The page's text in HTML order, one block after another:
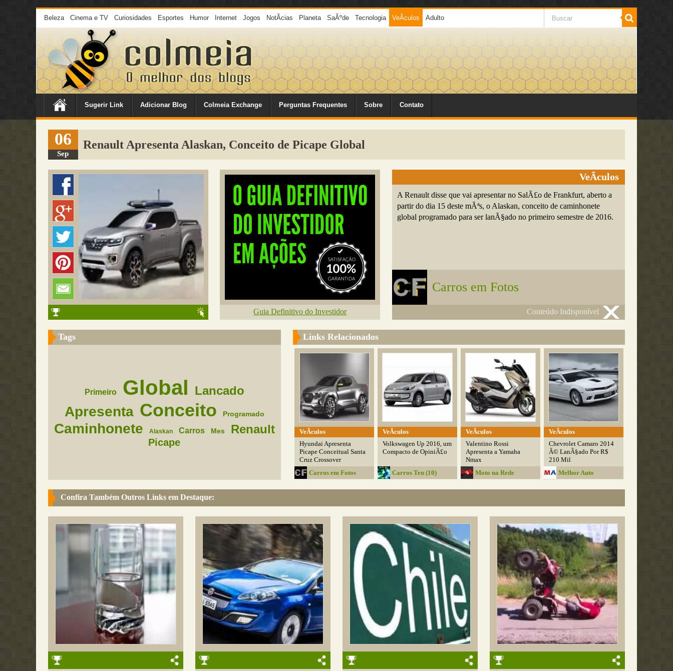
Beleza Cinema e TV Curiosidades Esportes Humor Internet Jogos NotÃ­cias Planeta SaÃºde Tecnologia VeÃ­culos Adulto
Sugerir Link Adicionar Blog Colmeia Exchange Perguntas Frequentes Sobre Contato
06
Sep
Renault Apresenta Alaskan, Conceito de Picape Global
Guia Definitivo do Investidor
VeÃ­culos
A Renault disse que vai apresentar no SalÃ£o de Frankfurt, aberto a
partir do dia 15 deste mÃªs, o Alaskan, conceito de caminhonete
global programado para ser lanÃ§ado no primeiro semestre de 2016.
Carros em Fotos
Conteúdo Indisponível
Tags
Primeiro Global Lancado
Apresenta Conceito Programado
Caminhonete Alaskan Carros Mes Renault
Picape
Links Relacionados
VeÃ­culos
Hyundai Apresenta
Picape Conceitual Santa
Cruz Crossover
Carros em Fotos
VeÃ­culos
Volkswagen Up 2016, um
Compacto de OpiniÃ£o
Carros Ten (10)
VeÃ­culos
Valentino Rossi
Apresenta a Yamaha
Nmax
Moto na Rede
VeÃ­culos
Chevrolet Camaro 2014
Ã© LanÃ§ado Por R$
210 Mil
Melhor Auto
Confira Também Outros Links em Destaque: